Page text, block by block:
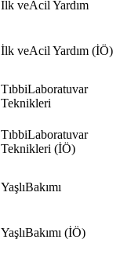
İlk veAcil Yardım
İlk veAcil Yardım (İÖ)
TıbbiLaboratuvar
Teknikleri
TıbbiLaboratuvar
Teknikleri (İÖ)
YaşlıBakımı
YaşlıBakımı (İÖ)